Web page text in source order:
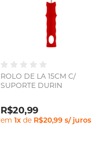
ROLO DE LA 15CM C/
SUPORTE DURIN
R$20,99
em1x de R$20,99 s/ juros